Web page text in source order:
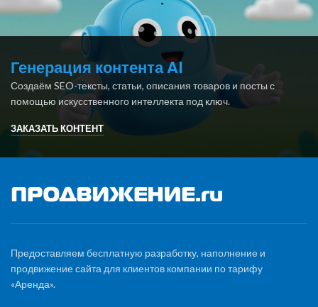
Генерация контента AI
Создаём SEO-тексты, статьи, описания товаров и посты с
помощью искусственного интеллекта под ключ.
ЗАКАЗАТЬ КОНТЕНТ
Предоставляем бесплатную разработку, наполнение и
продвижение сайта для клиентов компании по тарифу
«Аренда».